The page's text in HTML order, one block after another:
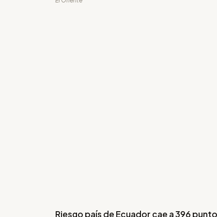
Riesgo país de Ecuador cae a 396